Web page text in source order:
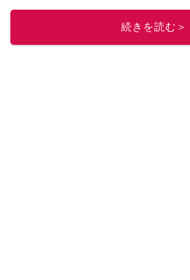
す。配信しているコンテンツは専門家やインフ
レビューしています。毎日トレンド情報をお届
してください！
続きを読む＞